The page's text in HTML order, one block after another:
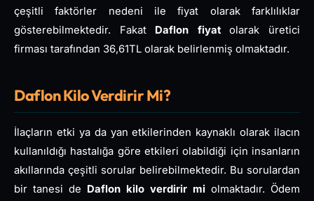
çeşitli faktörler nedeni ile fiyat olarak farklılıklar
gösterebilmektedir. Fakat Daflon fiyatolarak üretici
firması tarafından 36,61TL olarak belirlenmiş olmaktadır.
Daflon Kilo Verdirir Mi?
İlaçların etki ya da yan etkilerinden kaynaklı olarak ilacın
kullanıldığı hastalığa göre etkileri olabildiği için insanların
akıllarında çeşitli sorular belirebilmektedir. Bu sorulardan
bir tanesi de Daflon kilo verdirir mi olmaktadır. Ödem